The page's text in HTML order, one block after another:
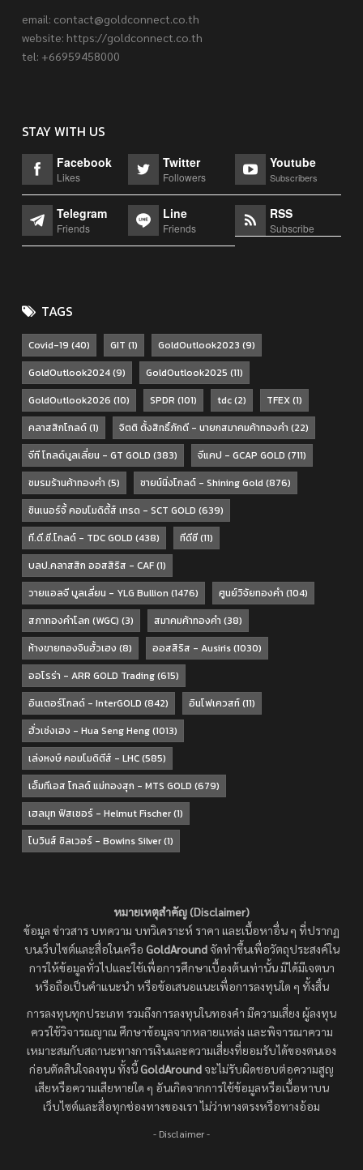
email: contact@goldconnect.co.th
website: https://goldconnect.co.th
tel: +66959458000
STAY WITH US
Facebook
Likes
Twitter
Followers
Youtube
Subscribers
Telegram
Friends
Line
Friends
RSS
Subscribe
TAGS
Covid-19 (40) GIT (1) GoldOutlook2023 (9)
GoldOutlook2024(9) GoldOutlook2025 (11)
GoldOutlook2026 (10) SPDR (101) tdc(2) TFEX(1)
คลาสสิกโกลด์(1) จิตติ ตั้งสิทธิ์ภักดี - นายกสมาคมค้าทองคำ (22)
จีที โกลด์บูลเลี่ยน - GT GOLD (383) จีแคป - GCAP GOLD (711)
ชมรมร้านค้าทองคำ (5) ชายน์นิ่งโกลด์ - Shining Gold (876)
ซินเนอร์จี้ คอมโมดิตี้ส์ เทรด - SCT GOLD (639)
ที.ดี.ซี.โกลด์ - TDC GOLD (438) ทีดีซี(11)
บลป.คลาสสิก ออสสิริส - CAF(1)
วายแอลจี บูลเลี่ยน - YLG Bullion (1476) ศูนย์วิจัยทองคำ (104)
สภาทองคำโลก (WGC) (3) สมาคมค้าทองคำ (38)
ห้างขายทองจินฮั้วเฮง (8) ออสสิริส - Ausiris(1030)
ออโรร่า - ARR GOLD Trading(615)
อินเตอร์โกลด์ - InterGOLD (842) อินโฟเควสท์(11)
ฮั่วเซ่งเฮง - Hua Seng Heng(1013)
เล่งหงษ์ คอมโมดิตีส์ - LHC(585)
เอ็มทีเอส โกลด์ แม่ทองสุก - MTS GOLD (679)
เฮลมุท ฟิสเชอร์ - Helmut Fischer(1)
โบวินส์ ซิลเวอร์ - Bowins Silver(1)
หมายเหตุสำคัญ (Disclaimer)
ข้อมูล ข่าวสาร บทความ บทวิเคราะห์ ราคา และเนื้อหาอื่น ๆ ที่ปรากฏ
บนเว็บไซต์และสื่อในเครือ GoldAroundจัดทำขึ้นเพื่อวัตถุประสงค์ใน
การให้ข้อมูลทั่วไปและใช้เพื่อการศึกษาเบื้องต้นเท่านั้น มิได้มีเจตนา
หรือถือเป็นคำแนะนำ หรือข้อเสนอแนะเพื่อการลงทุนใด ๆ ทั้งสิ้น
การลงทุนทุกประเภท รวมถึงการลงทุนในทองคำ มีความเสี่ยง ผู้ลงทุน
ควรใช้วิจารณญาณ ศึกษาข้อมูลจากหลายแหล่ง และพิจารณาความ
เหมาะสมกับสถานะทางการเงินและความเสี่ยงที่ยอมรับได้ของตนเอง
ก่อนตัดสินใจลงทุน ทั้งนี้GoldAround จะไม่รับผิดชอบต่อความสูญ
เสียหรือความเสียหายใด ๆ อันเกิดจากการใช้ข้อมูลหรือเนื้อหาบน
เว็บไซต์และสื่อทุกช่องทางของเรา ไม่ว่าทางตรงหรือทางอ้อม
- Disclaimer -